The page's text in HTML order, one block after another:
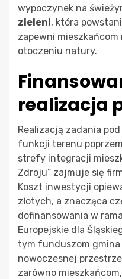
wypoczynek na
zieleni, która
zapewni
otoczeniu natury.
realizacja
Realizacją zadania
funkcji terenu
strefy integracji
Zdroju” zajmuje się
Koszt inwestycji
złotych, a znacząca
dofinansowania w
Europejskie dla
tym funduszom
nowoczesnej
zarówno